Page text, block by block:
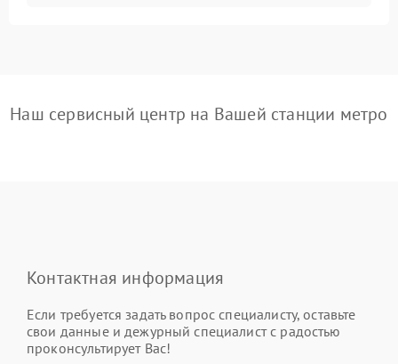
Наш сервисный центр на Вашей станции метро
Контактная информация
Если требуется задать вопрос специалисту, оставьте
свои данные и дежурный специалист с радостью
проконсультирует Вас!